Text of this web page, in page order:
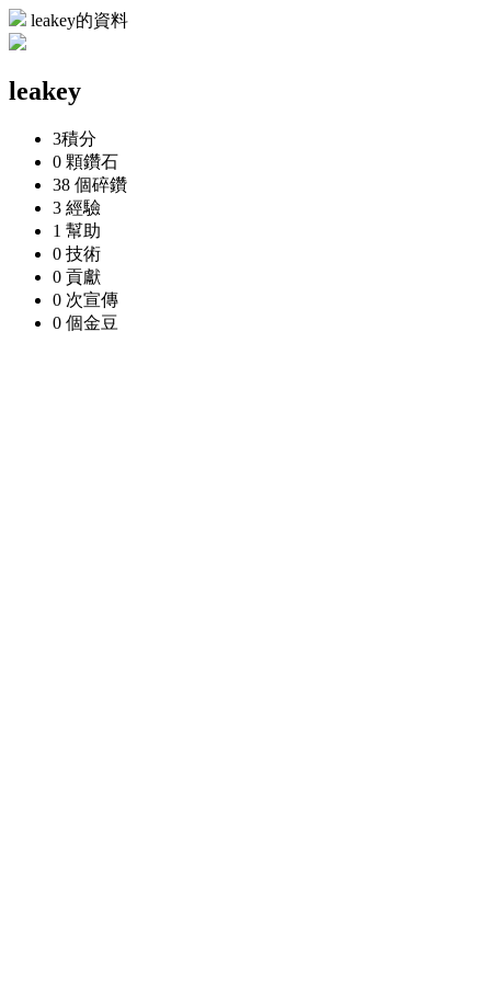
leakey的資料
leakey
3積分
0 顆鑽石
38 個碎鑽
3 經驗
1 幫助
0 技術
0 貢獻
0 次宣傳
0 個金豆